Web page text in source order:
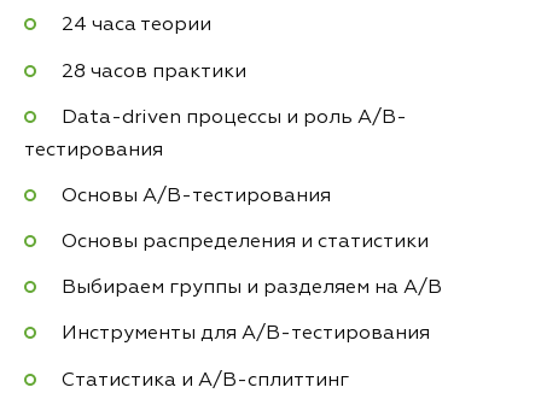
24 часа теории
28 часов практики
Data-driven процессы и роль A/B-
тестирования
Основы A/B-тестирования
Основы распределения и статистики
Выбираем группы и разделяем на A/B
Инструменты для А/B-тестирования
Статистика и А/B-сплиттинг